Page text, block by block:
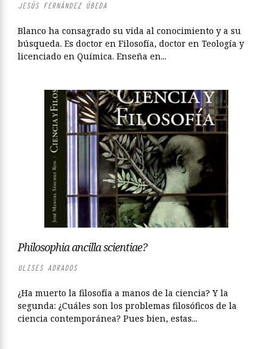
JESÚS FERNÁNDEZ ÚBEDA
Blanco ha consagrado su vida al conocimiento y a su
búsqueda. Es doctor en Filosofía, doctor en Teología y
licenciado en Química. Enseña en...
Philosophia ancilla scientiae?
ULISES ADRADOS
¿Ha muerto la filosofía a manos de la ciencia? Y la
segunda: ¿Cuáles son los problemas filosóficos de la
ciencia contemporánea? Pues bien, estas...